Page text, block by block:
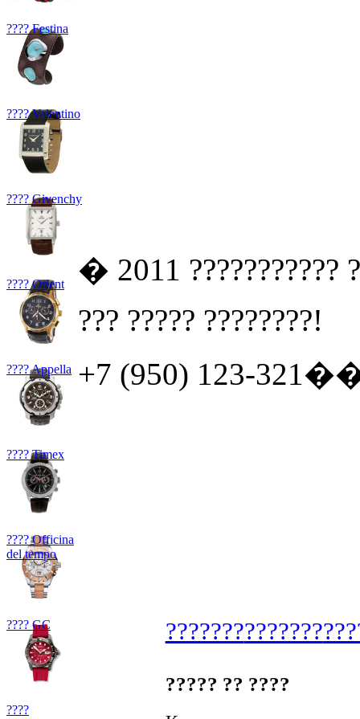
???? Festina
???? Valentino
???? Givenchy
???? Orient
???? Appella
???? Timex
???? Officina
del tempo
???? GC
????
??????????????
????? ?? ????
� 2011 ???????????
??? ????? ????????!
+7 (950) 123-